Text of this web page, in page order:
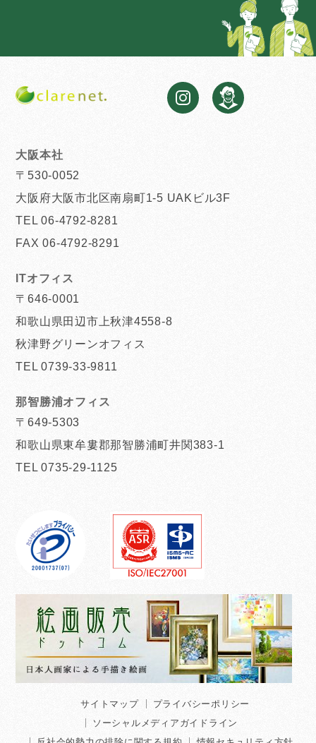
大阪本社
〒530-0052
大阪府大阪市北区南扇町1-5 UAKビル3F
TEL 06-4792-8281
FAX 06-4792-8291
ITオフィス
〒646-0001
和歌山県田辺市上秋津4558-8
秋津野グリーンオフィス
TEL 0739-33-9811
那智勝浦オフィス
〒649-5303
和歌山県東牟婁郡那智勝浦町井関383-1
TEL 0735-29-1125
サイトマップ
プライバシーポリシー
ソーシャルメディアガイドライン